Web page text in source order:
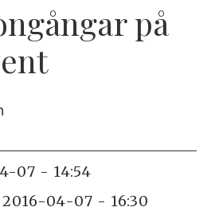
på
07 - 14:54
2016-04-07 - 16:30